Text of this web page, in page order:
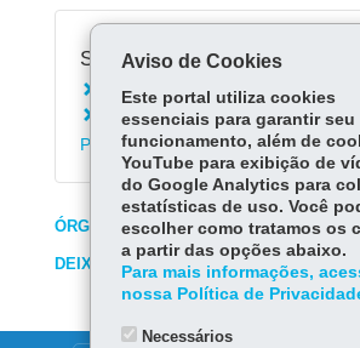
Serviços Relacionados:
Consultar boletim escolar
Matricular-se na rede estadual
Paraná
ÓRGÃO RESPONSÁVEL
DEIXE SUA OPINIÃO
Aviso de Cookies
Este portal utiliza cookies
essenciais para garantir seu
funcionamento, além de
YouTube para exibição de
do Google Analytics para
estatísticas de uso. Você
escolher como tratamos os
a partir das opções abaixo.
Para mais informações,
nossa Política de
Necessários